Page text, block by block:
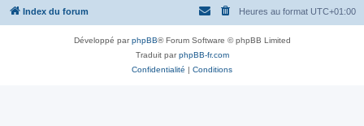
Index du forum Heures au format UTC+01:00
Développé parphpBB® Forum Software © phpBB Limited
Traduit parphpBB-fr.com
Confidentialité | Conditions